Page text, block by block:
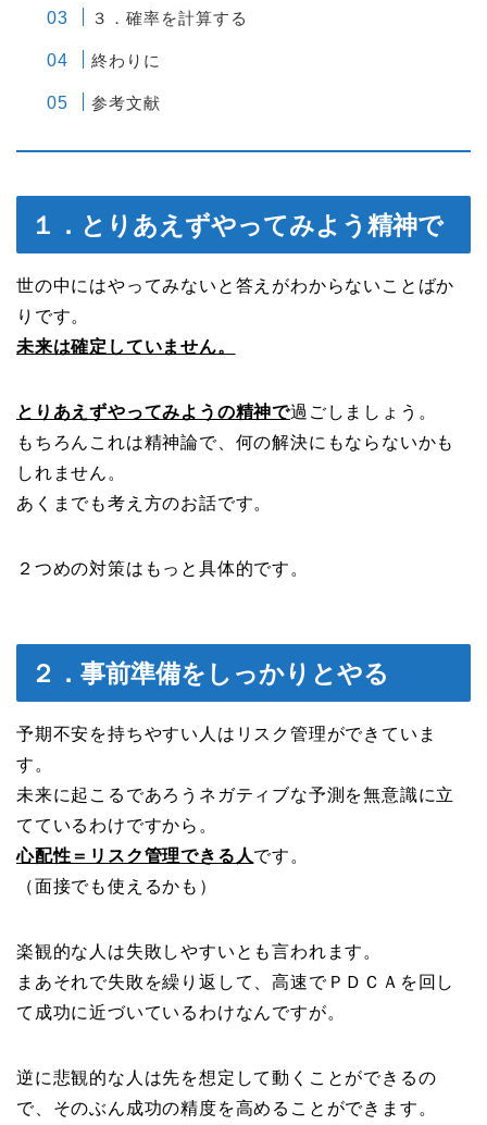
３．確率を計算する
終わりに
参考文献
１．とりあえずやってみよう精神で
世の中にはやってみないと答えがわからないことばか
りです。
未来は確定していません。
とりあえずやってみようの精神で過ごしましょう。
もちろんこれは精神論で、何の解決にもならないかも
しれません。
あくまでも考え方のお話です。
２つめの対策はもっと具体的です。
２．事前準備をしっかりとやる
予期不安を持ちやすい人はリスク管理ができていま
す。
未来に起こるであろうネガティブな予測を無意識に立
てているわけですから。
心配性＝リスク管理できる人です。
（面接でも使えるかも）
楽観的な人は失敗しやすいとも言われます。
まあそれで失敗を繰り返して、高速でＰＤＣＡを回し
て成功に近づいているわけなんですが。
逆に悲観的な人は先を想定して動くことができるの
で、そのぶん成功の精度を高めることができます。